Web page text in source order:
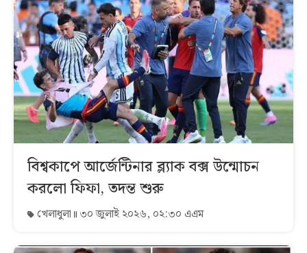
বিশ্বকাপে আর্জেন্টিনার ব্ল্যাক বক্স উন্মোচন
করলো ফিফা, তদন্ত শুরু
খেলাধুলা ৩০ জুলাই ২০২৬, ০২:৩০ এএম